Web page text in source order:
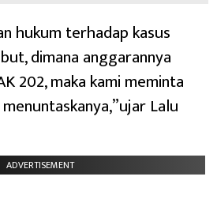
hukum terhadap kasus
dimana anggarannya
202, maka kami meminta
Lalu
ADVERTISEMENT